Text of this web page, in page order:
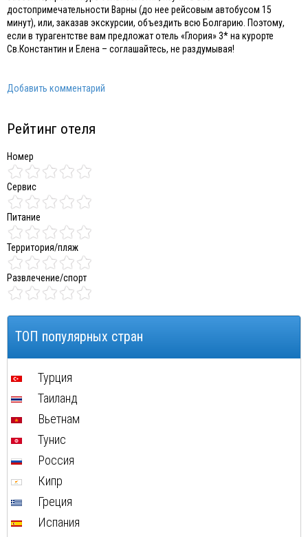
достопримечательности Варны (до нее рейсовым автобусом 15
минут), или, заказав экскурсии, объездить всю Болгарию. Поэтому,
если в турагентстве вам предложат отель «Глория» 3* на курорте
Св.Константин и Елена – соглашайтесь, не раздумывая!
Добавить комментарий
Рейтинг отеля
Номер
Сервис
Питание
Территория/пляж
Развлечение/спорт
ТОП популярных стран
Турция
Таиланд
Вьетнам
Тунис
Россия
Кипр
Греция
Испания